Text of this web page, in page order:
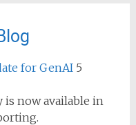
for GenAI 5
is now available in